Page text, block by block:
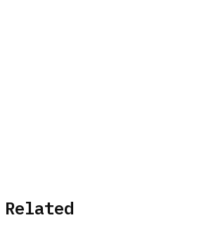
Related